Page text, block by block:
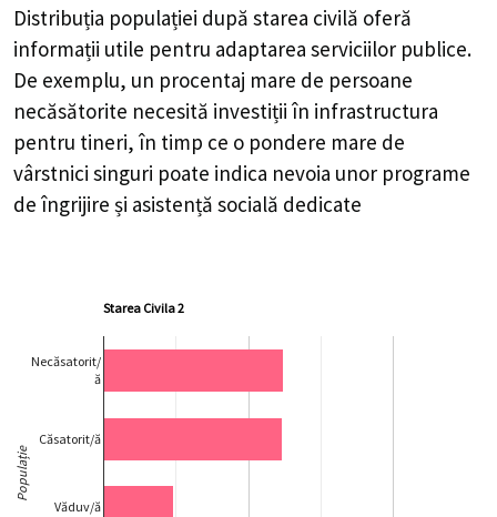
Distribuția populației după starea civilă oferă
informații utile pentru adaptarea serviciilor publice.
De exemplu, un procentaj mare de persoane
necăsătorite necesită investiții în infrastructura
pentru tineri, în timp ce o pondere mare de
vârstnici singuri poate indica nevoia unor programe
de îngrijire și asistență socială dedicate
Starea Civila 2
Necăsatorit/
ă
Căsatorit/ă
Văduv/ă
Populație